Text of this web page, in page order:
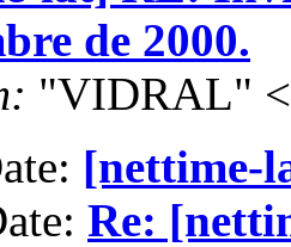
de 2000.
"VIDRAL"
[nettime-
Re: